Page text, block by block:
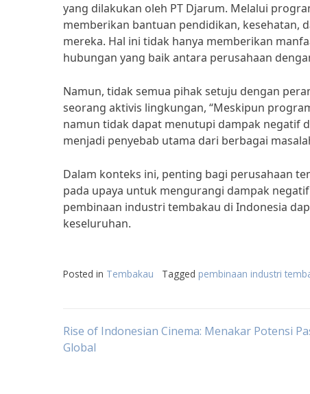
yang dilakukan oleh PT Djarum. Melalui
memberikan bantuan pendidikan, kesehatan,
mereka. Hal ini tidak hanya memberikan
hubungan yang baik antara perusahaan
Namun, tidak semua pihak setuju dengan
seorang aktivis lingkungan, “Meskipun
namun tidak dapat menutupi dampak negatif
menjadi penyebab utama dari berbagai
Dalam konteks ini, penting bagi perusahaan
pada upaya untuk mengurangi dampak
pembinaan industri tembakau di Indonesia
keseluruhan.
Posted in Tembakau Tagged pembinaan industri
Post
Rise of Indonesian Cinema: Menakar Potensi
Global